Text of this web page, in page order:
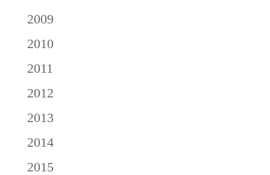
2009
2010
2011
2012
2013
2014
2015